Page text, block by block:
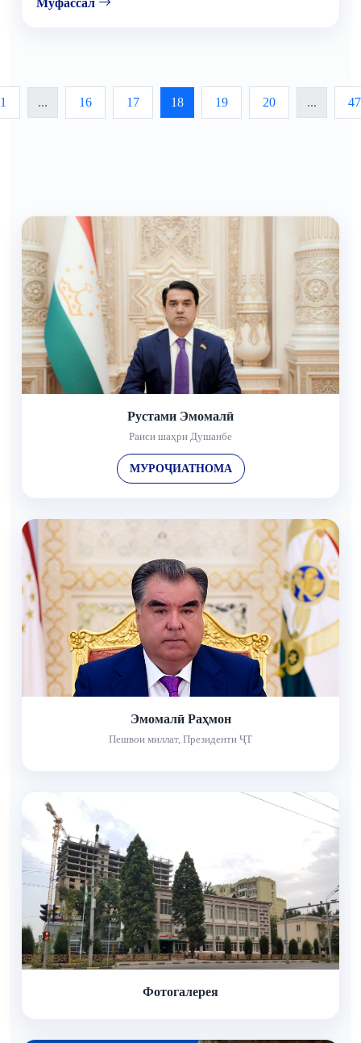
Рустами Эмомалӣ
Раиси шаҳри Душанбе
МУРОҶИАТНОМА
1 ... 16 17 18 19 20 ... 47
Эмомалӣ Раҳмон
Пешвои миллат, Президенти ҶТ
Фотогалерея